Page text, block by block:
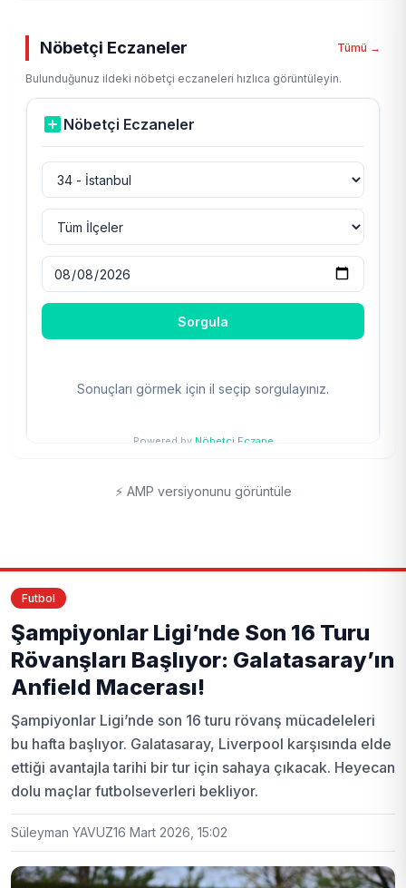
Nöbetçi Eczaneler Tümü →
Bulunduğunuz ildeki nöbetçi eczaneleri hızlıca görüntüleyin.
⚡ AMP versiyonunu görüntüle
Futbol
Şampiyonlar Ligi’nde Son 16 Turu
Rövanşları Başlıyor: Galatasaray’ın
Anfield Macerası!
Şampiyonlar Ligi’nde son 16 turu rövanş mücadeleleri
bu hafta başlıyor. Galatasaray, Liverpool karşısında elde
ettiği avantajla tarihi bir tur için sahaya çıkacak. Heyecan
dolu maçlar futbolseverleri bekliyor.
Süleyman YAVUZ16 Mart 2026, 15:02